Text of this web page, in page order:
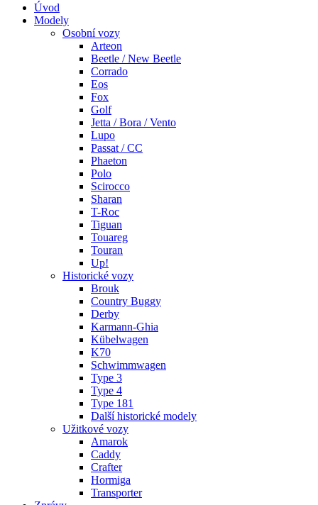
Úvod
Modely
Osobní vozy
Arteon
Beetle / New Beetle
Corrado
Eos
Fox
Golf
Jetta / Bora / Vento
Lupo
Passat / CC
Phaeton
Polo
Scirocco
Sharan
T-Roc
Tiguan
Touareg
Touran
Up!
Historické vozy
Brouk
Country Buggy
Derby
Karmann-Ghia
Kübelwagen
K70
Schwimmwagen
Type 3
Type 4
Type 181
Další historické modely
Užitkové vozy
Amarok
Caddy
Crafter
Hormiga
Transporter